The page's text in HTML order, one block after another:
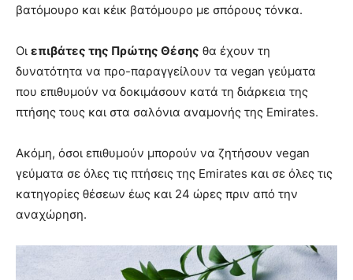
βατόμουρο και κέικ βατόμουρο με σπόρους τόνκα.
Οι επιβάτες της Πρώτης Θέσης θα έχουν τη
δυνατότητα να προ-παραγγείλουν τα vegan γεύματα
που επιθυμούν να δοκιμάσουν κατά τη διάρκεια της
πτήσης τους και στα σαλόνια αναμονής της Emirates.
Ακόμη, όσοι επιθυμούν μπορούν να ζητήσουν vegan
γεύματα σε όλες τις πτήσεις της Emirates και σε όλες τις
κατηγορίες θέσεων έως και 24 ώρες πριν από την
αναχώρηση.